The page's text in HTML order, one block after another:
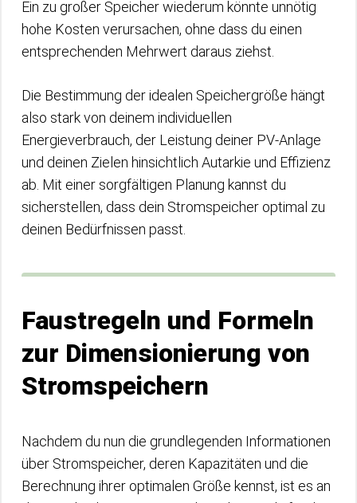
Ein zu großer Speicher wiederum könnte unnötig
hohe Kosten verursachen, ohne dass du einen
entsprechenden Mehrwert daraus ziehst.
Die Bestimmung der idealen Speichergröße hängt
also stark von deinem individuellen
Energieverbrauch, der Leistung deiner PV-Anlage
und deinen Zielen hinsichtlich Autarkie und Effizienz
ab. Mit einer sorgfältigen Planung kannst du
sicherstellen, dass dein Stromspeicher optimal zu
deinen Bedürfnissen passt.
Faustregeln und Formeln
zur Dimensionierung von
Stromspeichern
Nachdem du nun die grundlegenden Informationen
über Stromspeicher, deren Kapazitäten und die
Berechnung ihrer optimalen Größe kennst, ist es an